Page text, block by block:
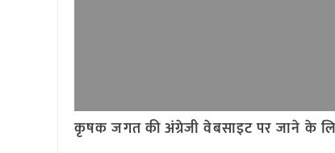
कृषक जगत की अंग्रेजी वेबसाइट पर जाने के